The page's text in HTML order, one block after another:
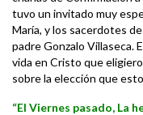
tuvo un invitado muy
María, y los sacerdotes
padre Gonzalo Villaseca.
vida en Cristo que
sobre la elección que
“El Viernes pasado, La